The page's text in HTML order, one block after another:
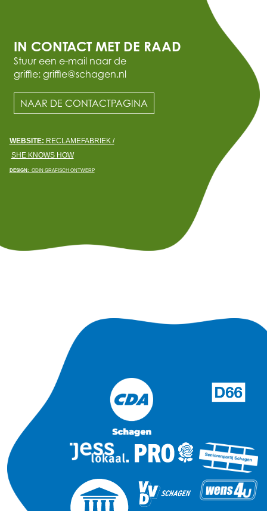
IN CONTACT MET DE RAAD
Stuur een e-mail naar de
griffie: griffie@schagen.nl
NAAR DE CONTACTPAGINA
WEBSITE: RECLAMEFABRIEK /
SHE KNOWS HOW
DESIGN: ODIN GRAFISCH ONTWERP